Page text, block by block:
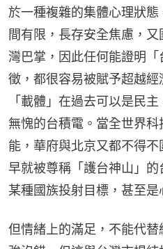
於一種複雜的集體心理狀
間有限，長存安全焦慮，
灣巴掌，因此任何能證明
徵，都很容易被賦予超越
「載體」在過去可以是民
無愧的台積電。當全世界
能，華府與北京又都不得不
早就被尊稱「護台神山」
某種國族投射目標，甚至是
但情緒上的滿足，不能代